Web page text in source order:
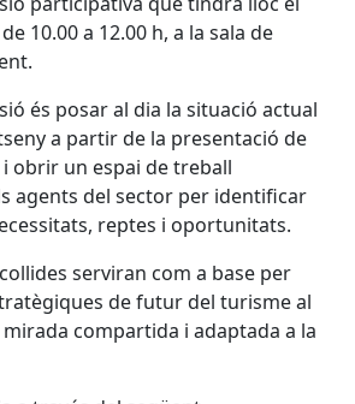
10.00 a 12.00 h, a la sala de
és posar al dia la situació actual
a partir de la presentació de
obrir un espai de treball
agents del sector per identificar
reptes i oportunitats.
serviran com a base per
de futur del turisme al
compartida i adaptada a la